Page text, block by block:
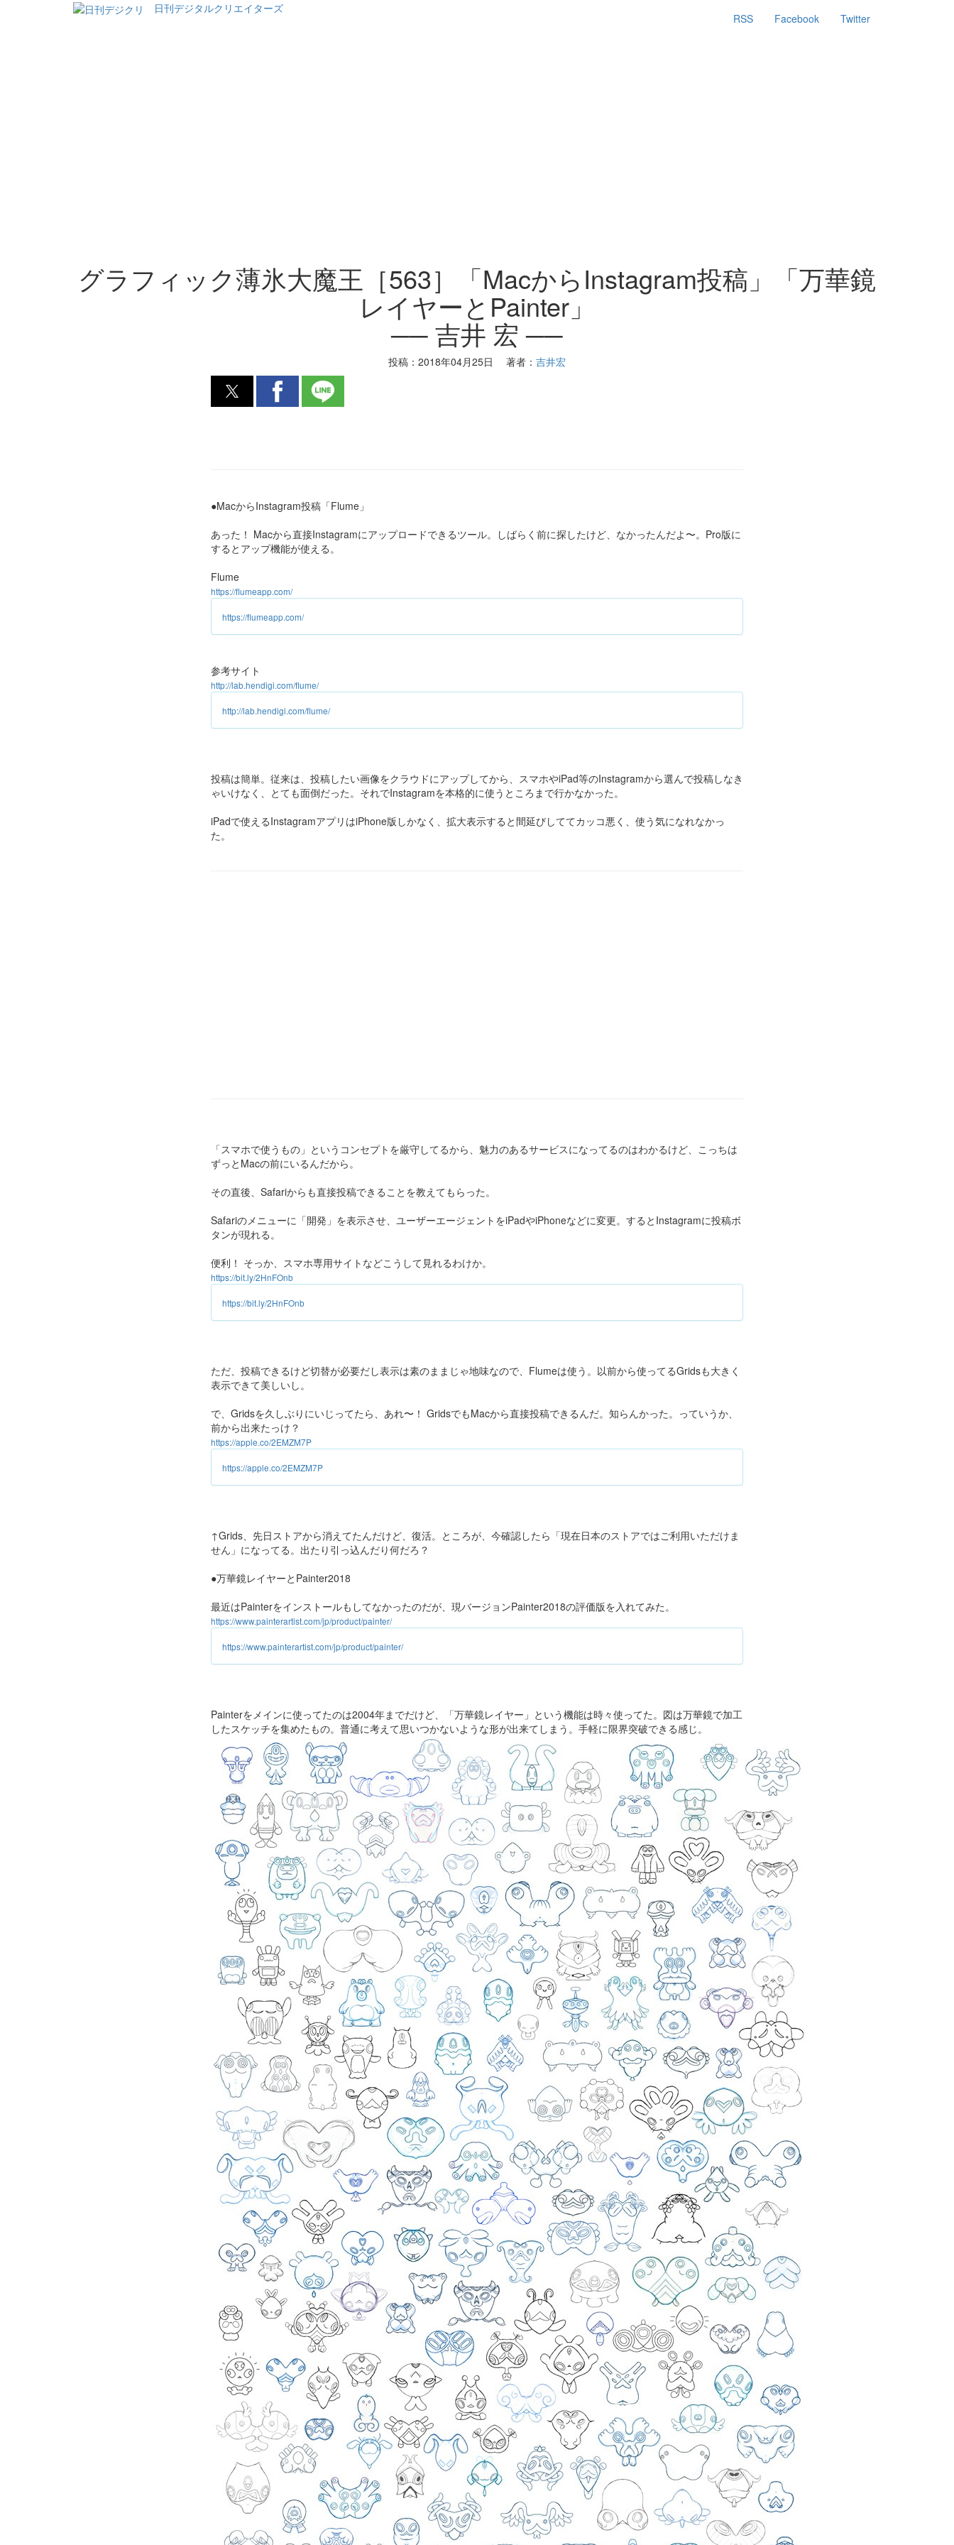
日刊デジタルクリエイターズ
RSS Facebook Twitter
グラフィック薄氷大魔王［563］「MacからInstagram投稿」「万華鏡
レイヤーとPainter」
── 吉井 宏 ──
投稿： 2018年04月25日 著者： 吉井宏
●MacからInstagram投稿「Flume」
あった！ Macから直接Instagramにアップロードできるツール。しばらく前に探したけど、なかったんだよ〜。Pro版に
するとアップ機能が使える。
Flume
https://flumeapp.com/
https://flumeapp.com/
参考サイト
http://lab.hendigi.com/flume/
http://lab.hendigi.com/flume/
投稿は簡単。従来は、投稿したい画像をクラウドにアップしてから、スマホやiPad等のInstagramから選んで投稿しなき
ゃいけなく、とても面倒だった。それでInstagramを本格的に使うところまで行かなかった。
iPadで使えるInstagramアプリはiPhone版しかなく、拡大表示すると間延びしててカッコ悪く、使う気になれなかっ
た。
「スマホで使うもの」というコンセプトを厳守してるから、魅力のあるサービスになってるのはわかるけど、こっちは
ずっとMacの前にいるんだから。
その直後、Safariからも直接投稿できることを教えてもらった。
Safariのメニューに「開発」を表示させ、ユーザーエージェントをiPadやiPhoneなどに変更。するとInstagramに投稿ボ
タンが現れる。
便利！ そっか、スマホ専用サイトなどこうして見れるわけか。
https://bit.ly/2HnFOnb
https://bit.ly/2HnFOnb
ただ、投稿できるけど切替が必要だし表示は素のままじゃ地味なので、Flumeは使う。以前から使ってるGridsも大きく
表示できて美しいし。
で、Gridsを久しぶりにいじってたら、あれ〜！ GridsでもMacから直接投稿できるんだ。知らんかった。っていうか、
前から出来たっけ？
https://apple.co/2EMZM7P
https://apple.co/2EMZM7P
↑Grids、先日ストアから消えてたんだけど、復活。ところが、今確認したら「現在日本のストアではご利用いただけま
せん」になってる。出たり引っ込んだり何だろ？
●万華鏡レイヤーとPainter2018
最近はPainterをインストールもしてなかったのだが、現バージョンPainter2018の評価版を入れてみた。
https://www.painterartist.com/jp/product/painter/
https://www.painterartist.com/jp/product/painter/
Painterをメインに使ってたのは2004年までだけど、「万華鏡レイヤー」という機能は時々使ってた。図は万華鏡で加工
したスケッチを集めたもの。普通に考えて思いつかないような形が出来てしまう。手軽に限界突破できる感じ。